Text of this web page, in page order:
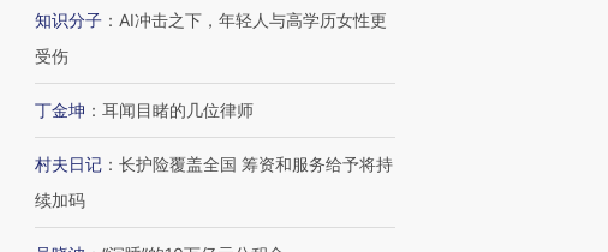
知识分子 ： AI冲击之下，年轻人与高学历女性更
受伤
丁金坤 ： 耳闻目睹的几位律师
村夫日记 ： 长护险覆盖全国 筹资和服务给予将持
续加码